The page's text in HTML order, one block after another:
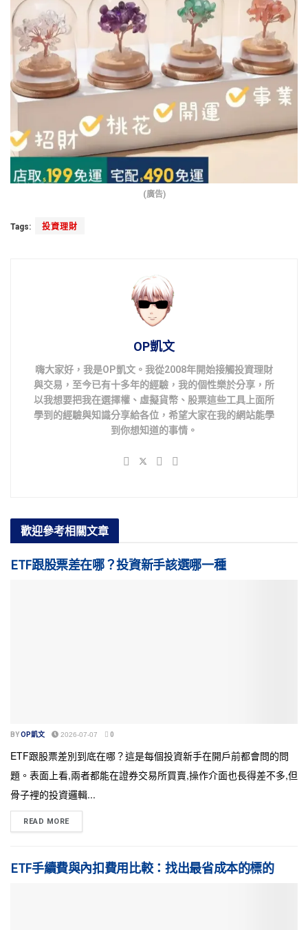
(廣告)
Tags: 投資理財
OP凱文
嗨大家好，我是OP凱文。我從2008年開始接觸投資理財
與交易，至今已有十多年的經驗，我的個性樂於分享，所
以我想要把我在選擇權、虛擬貨幣、股票這些工具上面所
學到的經驗與知識分享給各位，希望大家在我的網站能學
到你想知道的事情。
歡迎參考相關文章
ETF跟股票差在哪？投資新手該選哪一種
BYOP凱文 2026-07-07 0
ETF跟股票差別到底在哪？這是每個投資新手在開戶前都會問的問
題。表面上看,兩者都能在證券交易所買賣,操作介面也長得差不多,但
骨子裡的投資邏輯...
READ MORE
ETF手續費與內扣費用比較：找出最省成本的標的